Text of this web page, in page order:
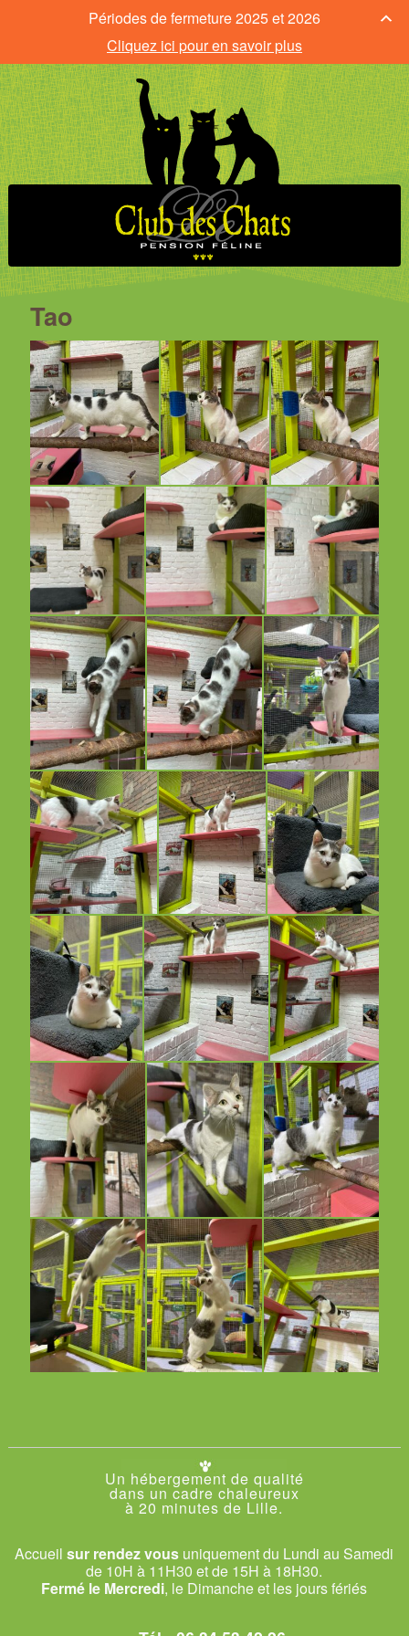
Tao
Un hébergement de qualité
dans un cadre chaleureux
à 20 minutes de Lille.
Accueilsur rendez vous uniquement du Lundi au Samedi
de 10H à 11H30 et de 15H à 18H30.
Fermé le Mercredi, le Dimanche et les jours fériés
Périodes de fermeture 2025 et 2026
Cliquez ici pour en savoir plus